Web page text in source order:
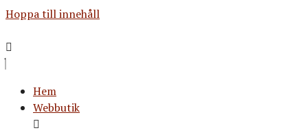
Hoppa till innehåll
Hem
Webbutik